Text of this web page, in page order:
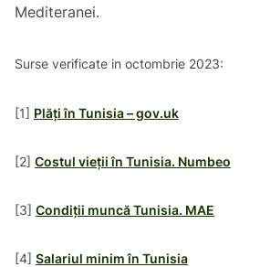
Mediteranei.
Surse verificate in octombrie 2023:
[1] Plăți în Tunisia – gov.uk
[2] Costul vieții în Tunisia. Numbeo
[3] Condiții muncă Tunisia. MAE
[4] Salariul minim în Tunisia